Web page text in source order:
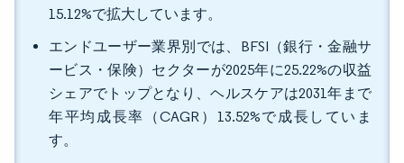
15.12%で拡大しています。
エンドユーザー業界別では、BFSI（銀行・金融サ
ービス・保険）セクターが2025年に25.22%の収益
シェアでトップとなり、ヘルスケアは2031年まで
年平均成長率（CAGR）13.52%で成長していま
す。